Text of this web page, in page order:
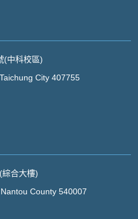
(中科校區)
City 407755
合大樓)
County 540007